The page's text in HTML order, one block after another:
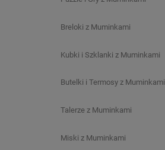
Breloki z Muminkami
Kubki i Szklanki z Muminkami
Butelki i Termosy z Muminkami
Talerze z Muminkami
Miski z Muminkami